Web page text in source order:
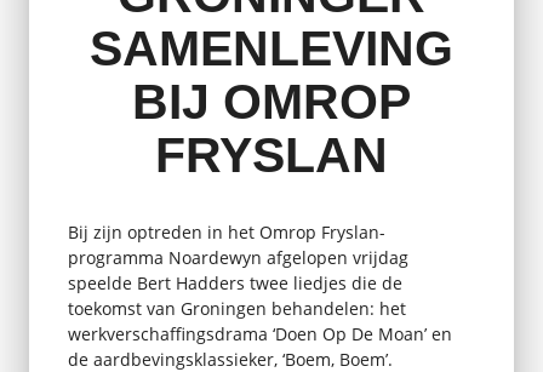
SAMENLEVING
BIJ OMROP
FRYSLAN
Bij zijn optreden in het Omrop Fryslan-
programma Noardewyn afgelopen vrijdag
speelde Bert Hadders twee liedjes die de
toekomst van Groningen behandelen: het
werkverschaffingsdrama ‘Doen Op De Moan’ en
de aardbevingsklassieker, ‘Boem, Boem’.